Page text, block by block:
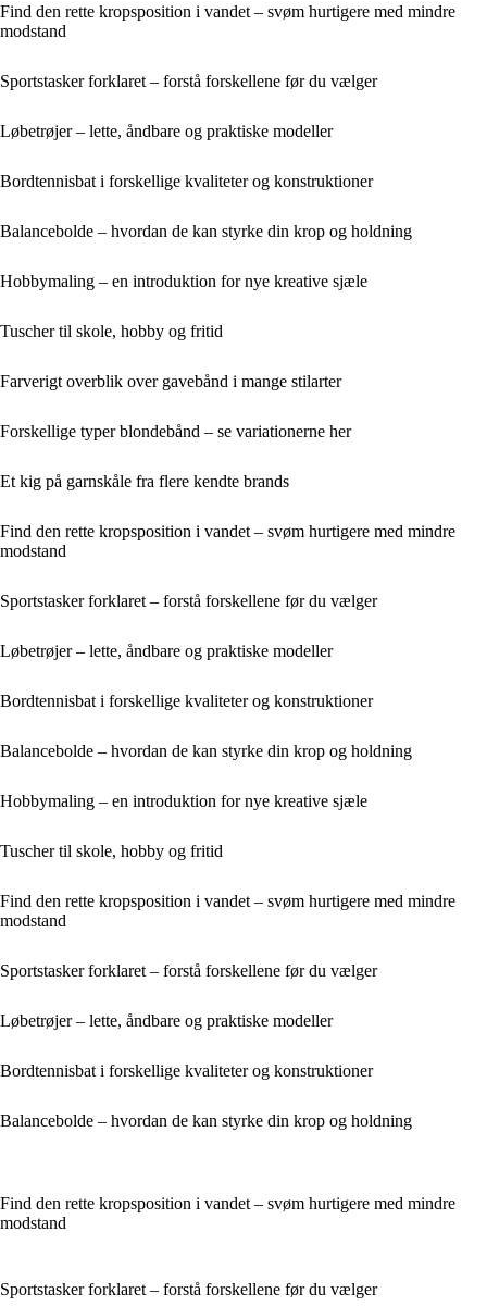
Find den rette kropsposition i vandet – svøm hurtigere med mindre
modstand
Sportstasker forklaret – forstå forskellene før du vælger
Løbetrøjer – lette, åndbare og praktiske modeller
Bordtennisbat i forskellige kvaliteter og konstruktioner
Balancebolde – hvordan de kan styrke din krop og holdning
Hobbymaling – en introduktion for nye kreative sjæle
Tuscher til skole, hobby og fritid
Farverigt overblik over gavebånd i mange stilarter
Forskellige typer blondebånd – se variationerne her
Et kig på garnskåle fra flere kendte brands
Find den rette kropsposition i vandet – svøm hurtigere med mindre
modstand
Sportstasker forklaret – forstå forskellene før du vælger
Løbetrøjer – lette, åndbare og praktiske modeller
Bordtennisbat i forskellige kvaliteter og konstruktioner
Balancebolde – hvordan de kan styrke din krop og holdning
Hobbymaling – en introduktion for nye kreative sjæle
Tuscher til skole, hobby og fritid
Find den rette kropsposition i vandet – svøm hurtigere med mindre
modstand
Sportstasker forklaret – forstå forskellene før du vælger
Løbetrøjer – lette, åndbare og praktiske modeller
Bordtennisbat i forskellige kvaliteter og konstruktioner
Balancebolde – hvordan de kan styrke din krop og holdning
Find den rette kropsposition i vandet – svøm hurtigere med mindre
modstand
Sportstasker forklaret – forstå forskellene før du vælger